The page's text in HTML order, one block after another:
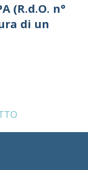
(R.d.O. n°
di un